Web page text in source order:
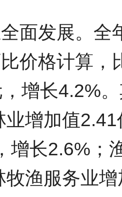
面发展。全
价格计算，
增长4.2%
业增加值
增长2.6%；
牧渔服务业